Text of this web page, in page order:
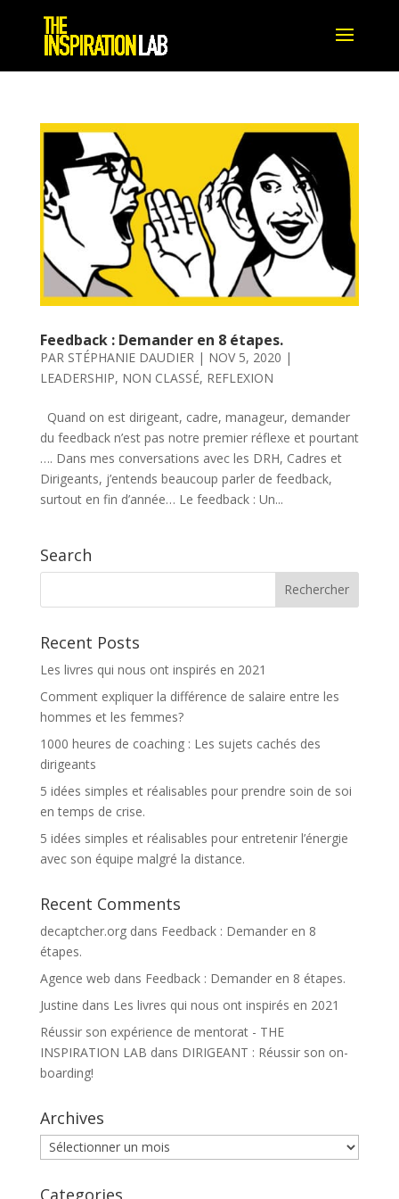
Feedback : Demander en 8 étapes.
PAR STÉPHANIE DAUDIER | NOV 5, 2020 |
LEADERSHIP, NON CLASSÉ, REFLEXION
Quand on est dirigeant, cadre, manageur, demander
du feedback n’est pas notre premier réflexe et pourtant
…. Dans mes conversations avec les DRH, Cadres et
Dirigeants, j’entends beaucoup parler de feedback,
surtout en fin d’année… Le feedback : Un...
Search
Recent Posts
Les livres qui nous ont inspirés en 2021
Comment expliquer la différence de salaire entre les
hommes et les femmes?
1000 heures de coaching : Les sujets cachés des
dirigeants
5 idées simples et réalisables pour prendre soin de soi
en temps de crise.
5 idées simples et réalisables pour entretenir l’énergie
avec son équipe malgré la distance.
Recent Comments
decaptcher.orgdans Feedback : Demander en 8
étapes.
Agence web dans Feedback : Demander en 8 étapes.
Justine dans Les livres qui nous ont inspirés en 2021
Réussir son expérience de mentorat - THE
INSPIRATION LAB dans DIRIGEANT : Réussir son on-
boarding!
Archives
Archives
Categories